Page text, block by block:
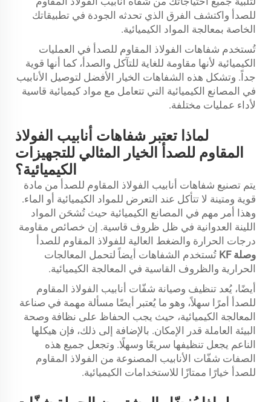
للصدأ واكتشف الفرق الذي تحدثه الجودة في تطبيقاتك
الخاصة بمعالجة المواد الكيميائية.
تُستخدم شفاهات الفولاذ المقاوم للصدأ في العمليات
الكيميائية لأنها مقاومة للغاية للتآكل والصدأ، كما أنها قوية
جداً. وتشكل هذه الشفاهات الخيار الأفضل لتوصيل الأنابيب
في المصانع الكيميائية التي تتعامل مع مواد كيميائية قاسية
لأداء عمليات مختلفة.
لماذا تعتبر شفاهات أنابيب الفولاذ
المقاوم للصدأ الخيار المثالي للتجهيزات
الكيميائية؟
يتم تصنيع شفاهات أنابيب الفولاذ المقاوم للصدأ من مادة
قوية ومتينة لا تتأكل عند التعرض للمواد الكيميائية أو الماء.
وهذا أمر مهم في المصانع الكيميائية حيث تُشحَن المواد
اللينة العدوانية في ظل ظروف قاسية. إن خصائص مقاومة
درجات الحرارة والضغط العالية للفولاذ المقاوم للصدأ
وصلة KF
تُستخدم الشفاهات أيضاً لتحمل المعالجات
الحرارية والظروف القاسية في المعالجة الكيميائية.
أيضًا، يُعد تنظيف وصيانة شفّات أنابيب الفولاذ المقاوم
للصدأ أمرًا سهلاً، وهو ما يُعتبر أيضًا مسألة مهمة في صناعة
المعالجة الكيميائية، حيث يجب الحفاظ على نظافة وصحة
البيئة العاملة قدر الإمكان. بالإضافة إلى ذلك، فإن هيكلها
الناعم يجعل تنظيفها سريعًا وسهلًا. وتجعل جميع هذه
الصفات شفّات الأنابيب المصنوعة من الفولاذ المقاوم
للصدأ خيارًا ممتازًا للاستخدامات الكيميائية.